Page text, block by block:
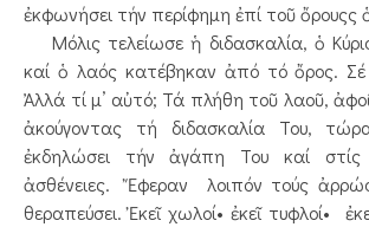
ἐκφωνήσει τήν περίφημη ἐπί τοῦ ὄρουςς
Μόλις τελείωσε ἡ διδασκαλία, ὁ
καί ὁ λαός κατέβηκαν ἀπό τό ὄρος. Σέ
Ἀλλά τί μ’ αὐτό; Τά πλήθη τοῦ λαοῦ,
ἀκούγοντας τή διδασκαλία Του,
ἐκδηλώσει τήν ἀγάπη Του καί στίς
ἀσθένειες. Ἔφεραν λοιπόν τούς
θεραπεύσει. Ἐκεῖ χωλοί• ἐκεῖ τυφλοί•